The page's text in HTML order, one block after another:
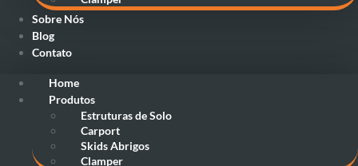
Sobre Nós
Blog
Contato
Home
Produtos
Estruturas de Solo
Carport
Skids Abrigos
Clamper